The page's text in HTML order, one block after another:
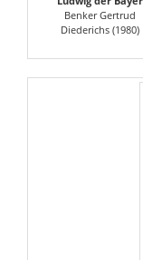
Benker Gertrud
Diederichs (1980)